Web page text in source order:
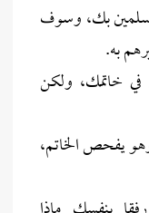
بك، وسوف
به.
في خاتمك، ولكن
يفحص الخاتم،